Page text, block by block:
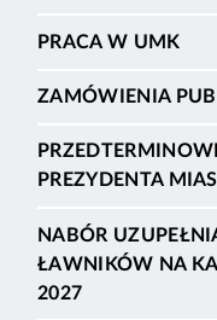
PRACA W UMK
ZAMÓWIENIA
PREZYDENTA
NABÓR
ŁAWNIKÓW NA
2027